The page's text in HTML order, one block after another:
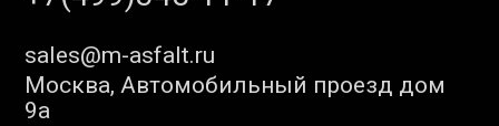
sales@m-asfalt.ru
Москва, Автомобильный проезд дом
9а